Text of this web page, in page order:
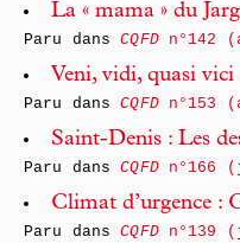
La « mama » du
Paru dansCQFDn°142
Veni, vidi, quasi vici
Paru dansCQFDn°153
Saint-Denis : Les
Paru dansCQFDn°166
Climat d’urgence :
Paru dansCQFDn°139